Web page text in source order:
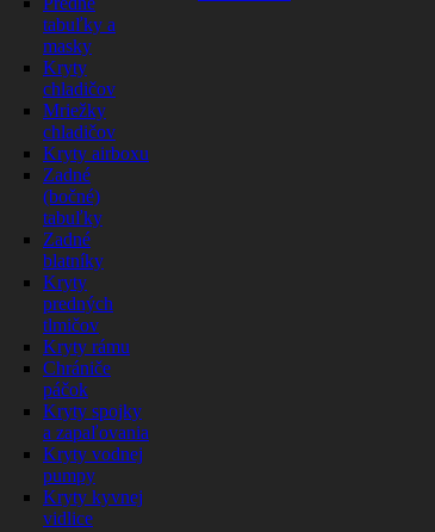
tabuľky a
masky
Kryty
chladičov
Mriežky
chladičov
Kryty airboxu
Zadné
(bočné)
tabuľky
Zadné
blatníky
Kryty
predných
tlmičov
Kryty rámu
Chrániče
páčok
Kryty spojky
a zapaľovania
Kryty vodnej
pumpy
Kryty kyvnej
vidlice